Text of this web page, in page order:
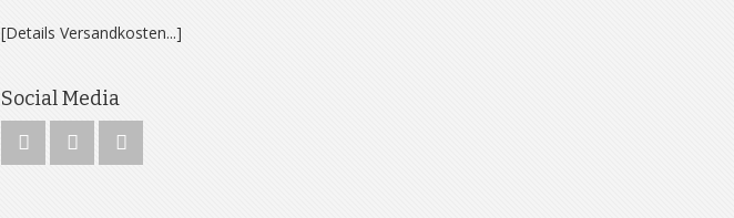
[Details Versandkosten...]
Social Media